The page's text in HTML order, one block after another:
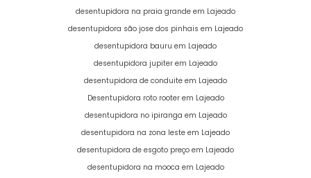
desentupidora na praia grande em Lajeado
desentupidora são jose dos pinhais em Lajeado
desentupidora bauru em Lajeado
desentupidora jupiter em Lajeado
desentupidora de conduite em Lajeado
Desentupidora roto rooter em Lajeado
desentupidora no ipiranga em Lajeado
desentupidora na zona leste em Lajeado
desentupidora de esgoto preço em Lajeado
desentupidora na mooca em Lajeado